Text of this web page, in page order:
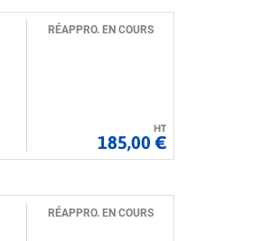
RÉAPPRO. EN COURS
HT
185,00 €
RÉAPPRO. EN COURS